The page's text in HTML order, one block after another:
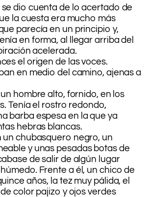
dio cuenta de lo acertado de
la cuesta era mucho más
parecía en un principio y,
en forma, al llegar arriba del
acelerada.
el origen de las voces.
en medio del camino, ajenas a
hombre alto, fornido, en los
Tenía el rostro redondo,
barba espesa en la que ya
hebras blancas.
un chubasquero negro, un
y unas pesadas botas de
de salir de algún lugar
Frente a él, un chico de
años, la tez muy pálida, el
color pajizo y ojos verdes